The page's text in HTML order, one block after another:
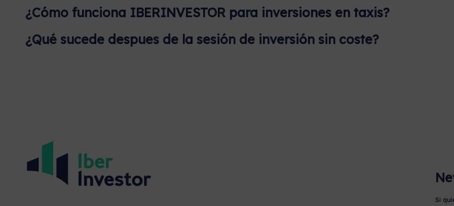
¿Cómo funciona IBERINVESTOR para inversiones en taxis?
¿Qué sucede despues de la sesión de inversión sin coste?
Si